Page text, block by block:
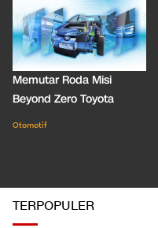
Memutar Roda Misi
Beyond Zero Toyota
Otomotif
TERPOPULER